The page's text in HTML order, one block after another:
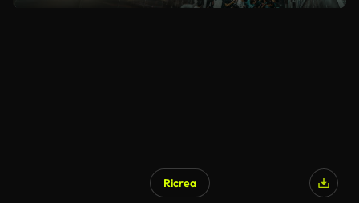
Ricrea